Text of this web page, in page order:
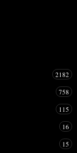
2182
758
115
16
15